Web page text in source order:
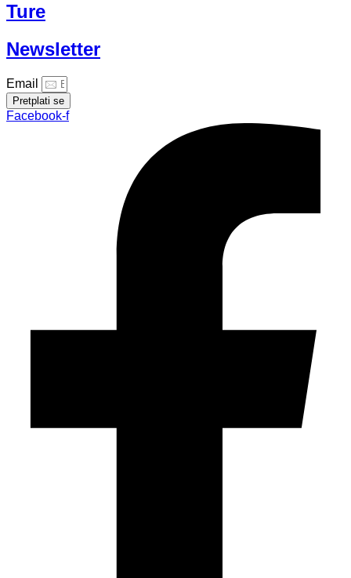
Ture
Newsletter
Email
Pretplati se
Facebook-f